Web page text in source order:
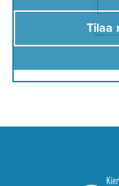
Tilaa